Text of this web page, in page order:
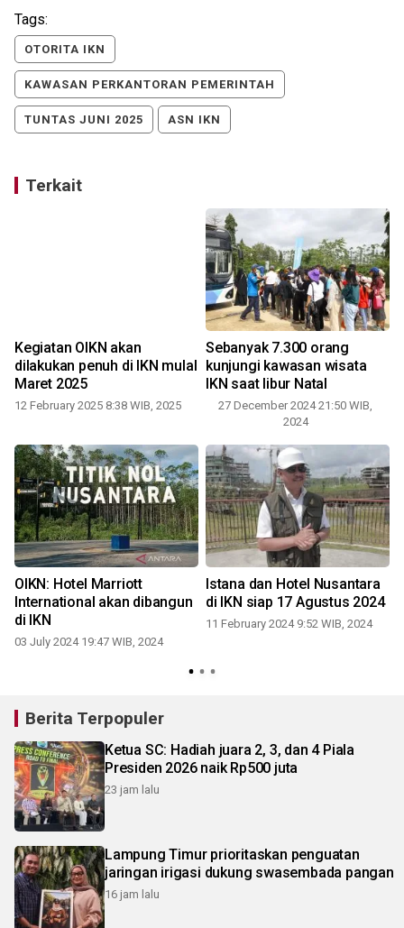
Tags:
OTORITA IKN
KAWASAN PERKANTORAN PEMERINTAH
TUNTAS JUNI 2025 ASN IKN
Terkait
Kegiatan OIKN akan
dilakukan penuh di IKN mulaI
Maret 2025
12 February 2025 8:38 WIB, 2025
Sebanyak 7.300 orang
kunjungi kawasan wisata
IKN saat libur Natal
27 December 2024 21:50 WIB,
2024
OIKN: Hotel Marriott
International akan dibangun
di IKN
03 July 2024 19:47 WIB, 2024
Istana dan Hotel Nusantara
di IKN siap 17 Agustus 2024
11 February 2024 9:52 WIB, 2024
Berita Terpopuler
Ketua SC: Hadiah juara 2, 3, dan 4 Piala
Presiden 2026 naik Rp500 juta
23 jam lalu
Lampung Timur prioritaskan penguatan
jaringan irigasi dukung swasembada pangan
16 jam lalu